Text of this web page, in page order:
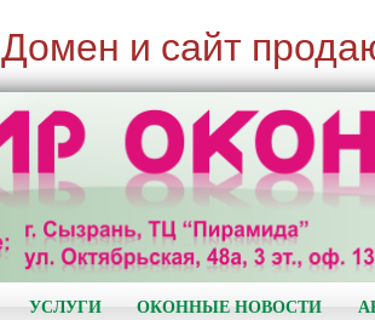
Домен и сайт
УСЛУГИ ОКОННЫЕ НОВОСТИ